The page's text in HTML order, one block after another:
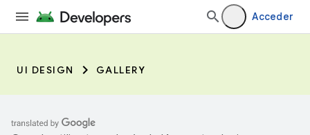
Acceder
UI DESIGN GALLERY